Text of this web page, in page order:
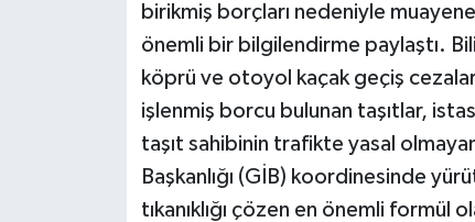
birikmiş borçları nedeniyle
önemli bir bilgilendirme paylaştı.
köprü ve otoyol kaçak geçiş
işlenmiş borcu bulunan taşıtlar,
taşıt sahibinin trafikte yasal
Başkanlığı (GİB) koordinesinde
tıkanıklığı çözen en önemli formül